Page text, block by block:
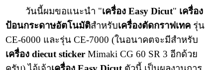
วันนี้ผมขอแนะนำ "เครื่อง Easy Dicut" เครื่อง
ป้อนกระดาษอัตโนมัติสำหรับเครื่องตัดกราฟเทค รุ่น
CE-6000 และรุ่น CE-7000 (ในอนาคตจะมีสำหรับ
เครื่อง diecut sticker Mimaki CG 60 SR 3 อีกด้วย